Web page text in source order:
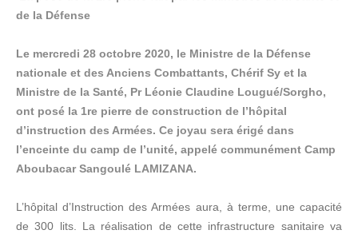
de la Défense
Le mercredi 28 octobre 2020, le Ministre de la Défense
nationale et des Anciens Combattants, Chérif Sy et la
Ministre de la Santé, Pr Léonie Claudine Lougué/Sorgho,
ont posé la 1re pierre de construction de l’hôpital
d’instruction des Armées. Ce joyau sera érigé dans
l’enceinte du camp de l’unité, appelé communément Camp
Aboubacar Sangoulé LAMIZANA.
L’hôpital d’Instruction des Armées aura, à terme, une capacité
de 300 lits. La réalisation de cette infrastructure sanitaire va